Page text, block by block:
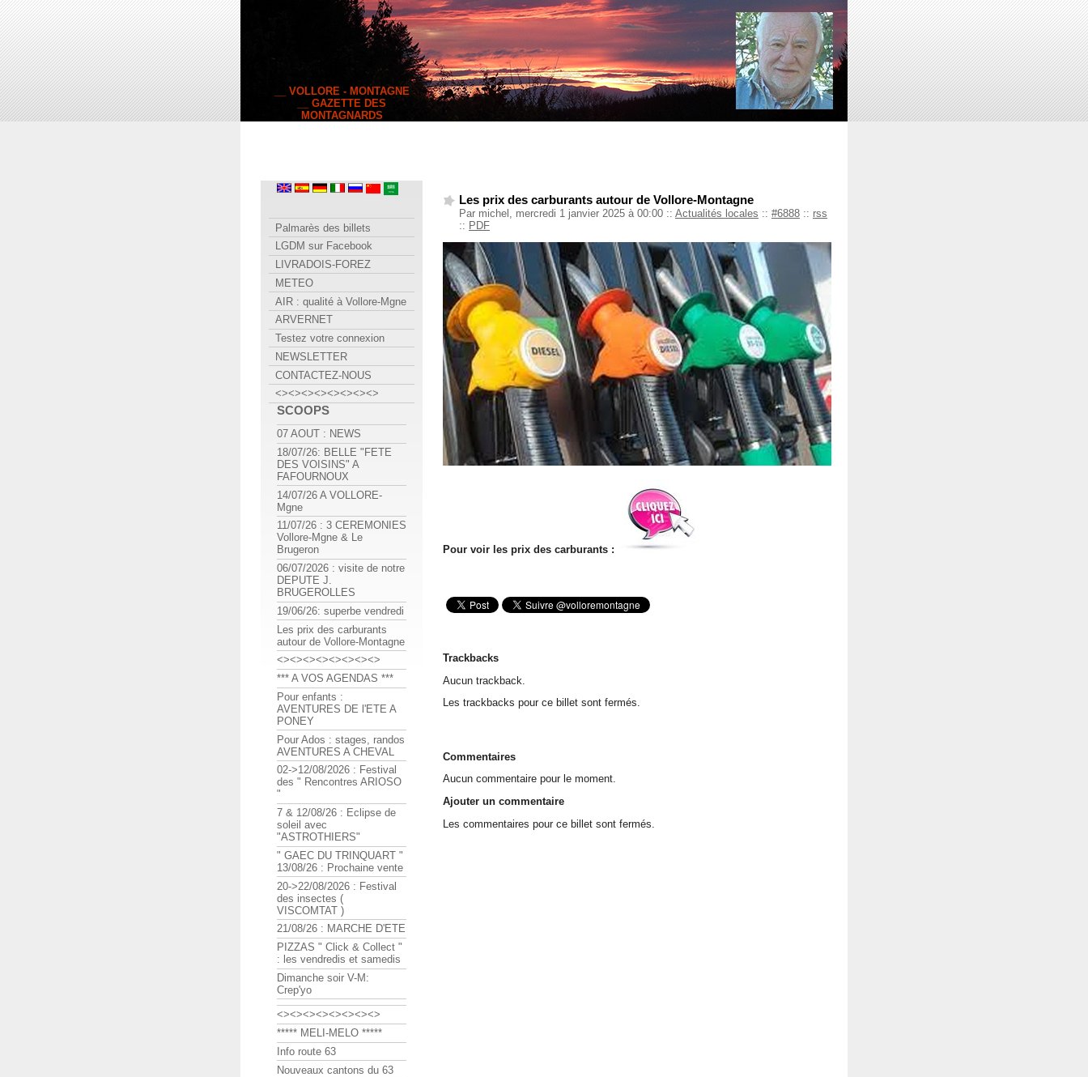
__ VOLLORE - MONTAGNE
__ GAZETTE DES
MONTAGNARDS
Les prix des carburants autour de Vollore-Montagne
Par michel, mercredi 1 janvier 2025 à 00:00 :: Actualités locales :: #6888 :: rss
:: PDF
Pour voir les prix des carburants :
Trackbacks
Aucun trackback.
Les trackbacks pour ce billet sont fermés.
Commentaires
Aucun commentaire pour le moment.
Ajouter un commentaire
Les commentaires pour ce billet sont fermés.
Palmarès des billets
LGDM sur Facebook
LIVRADOIS-FOREZ
METEO
AIR : qualité à Vollore-Mgne
ARVERNET
Testez votre connexion
NEWSLETTER
CONTACTEZ-NOUS
<><><><><><><><>
SCOOPS
07 AOUT : NEWS
18/07/26: BELLE "FETE
DES VOISINS" A
FAFOURNOUX
14/07/26 A VOLLORE-
Mgne
11/07/26 : 3 CEREMONIES
Vollore-Mgne & Le
Brugeron
06/07/2026 : visite de notre
DEPUTE J.
BRUGEROLLES
19/06/26: superbe vendredi
Les prix des carburants
autour de Vollore-Montagne
<><><><><><><><>
*** A VOS AGENDAS ***
Pour enfants :
AVENTURES DE l'ETE A
PONEY
Pour Ados : stages, randos
AVENTURES A CHEVAL
02->12/08/2026 : Festival
des " Rencontres ARIOSO
"
7 & 12/08/26 : Eclipse de
soleil avec
"ASTROTHIERS"
" GAEC DU TRINQUART "
13/08/26 : Prochaine vente
20->22/08/2026 : Festival
des insectes (
VISCOMTAT )
21/08/26 : MARCHE D'ETE
PIZZAS " Click & Collect "
: les vendredis et samedis
Dimanche soir V-M:
Crep'yo
<><><><><><><><>
***** MELI-MELO *****
Info route 63
Nouveaux cantons du 63